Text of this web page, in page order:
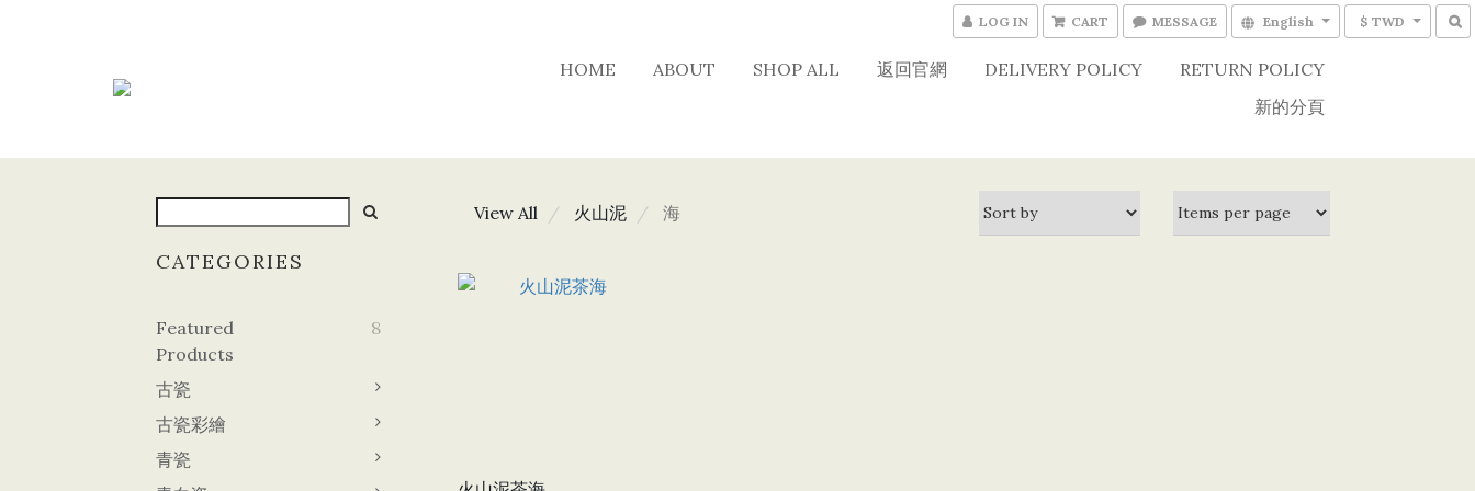
LOG IN CART MESSAGE English $ TWD
HOME ABOUT SHOP ALL 返回官網 DELIVERY POLICY
RETURN POLICY
新的分頁
CATEGORIES
Featured
Products
8
古瓷
古瓷彩繪
青瓷
View All 火山泥 海